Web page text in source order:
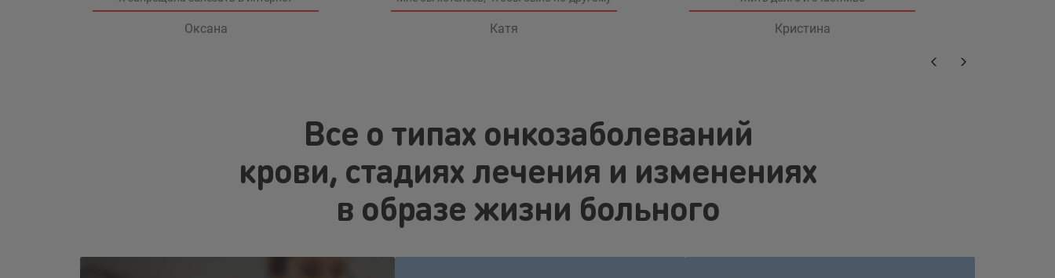
Оксана Катя Кристина
Все о типах онкозаболеваний
крови, стадиях лечения и изменениях
в образе жизни больного